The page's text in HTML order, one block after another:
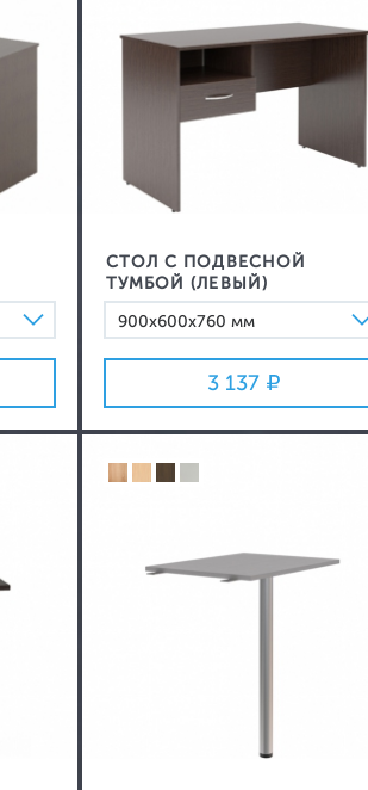
Серый, Легно темный, Легно светлый
СТОЛ С ПОДВЕСНОЙ
ТУМБОЙ (ЛЕВЫЙ)
900х600х760 мм
1200х600х760 мм
1400х600х760 мм
3 137